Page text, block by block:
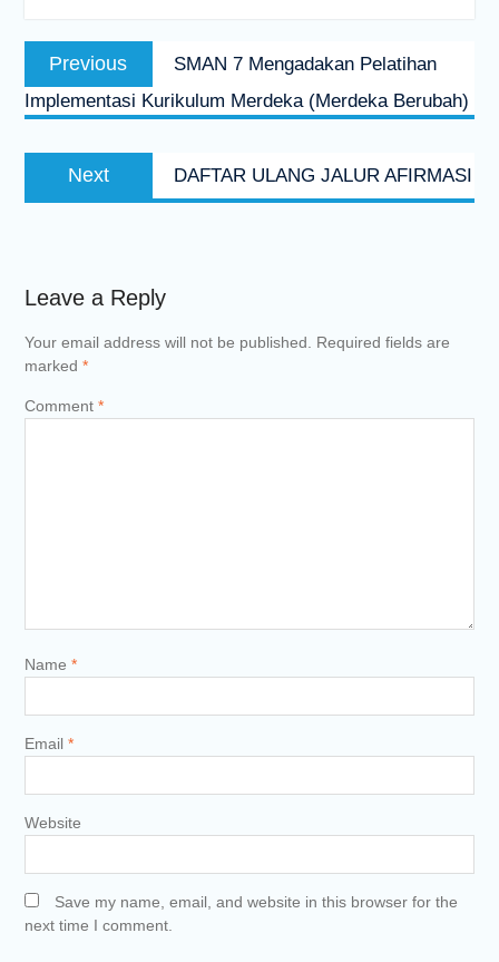
Post
navigation
Previous
post:
SMAN 7 Mengadakan Pelatihan
Implementasi Kurikulum Merdeka (Merdeka Berubah)
Next
post:
DAFTAR ULANG JALUR AFIRMASI
Leave a Reply
Your email address will not be published. Required fields are
marked *
Comment *
Name *
Email *
Website
Save my name, email, and website in this browser for the
next time I comment.